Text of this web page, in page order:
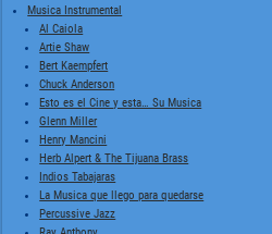
Musica Instrumental
Al Caiola
Artie Shaw
Bert Kaempfert
Chuck Anderson
Esto es el Cine y esta… Su Musica
Glenn Miller
Henry Mancini
Herb Alpert & The Tijuana Brass
Indios Tabajaras
La Musica que llego para quedarse
Percussive Jazz